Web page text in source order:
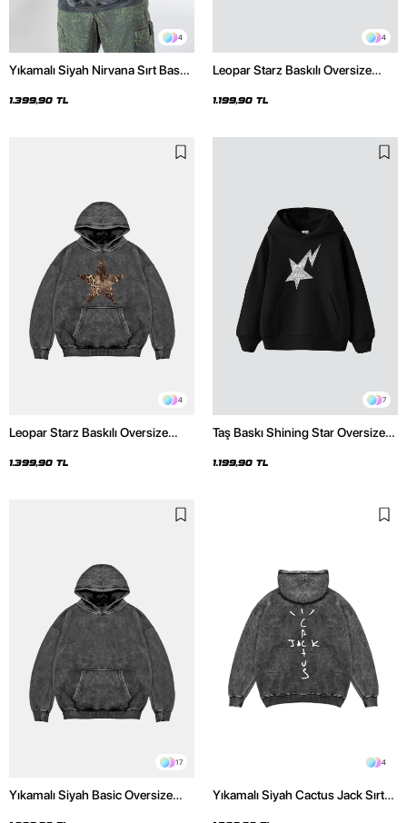
4
Yıkamalı Siyah Nirvana Sırt Baskılı
1.399,90 TL
4
Leopar Starz Baskılı Oversize
1.199,90 TL
4
Leopar Starz Baskılı Oversize
Hoodie
1.399,90 TL
7
Taş Baskı Shining Star Oversize
1.199,90 TL
17
Yıkamalı Siyah Basic Oversize
4
Yıkamalı Siyah Cactus Jack Sırt